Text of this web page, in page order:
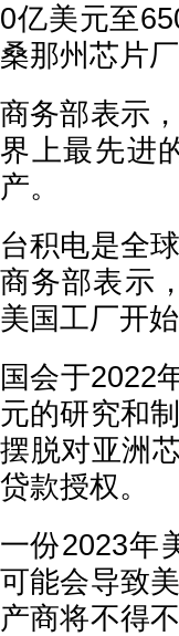
0亿美元至
桑那州芯片厂
商务部表示
界上最先进
产。
台积电是全
商务部表示
美国工厂开
国会于2022
元的研究和
摆脱对亚洲
贷款授权。
一份2023年
可能会导致
产商将不得